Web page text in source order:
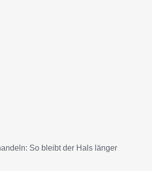
So bleibt der Hals länger